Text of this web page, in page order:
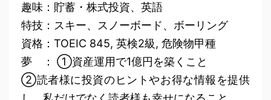
趣味：貯蓄・株式投資、英語
特技：スキー、スノーボード、ボーリング
資格：TOEIC 845, 英検2級, 危険物甲種
夢 ： ①資産運用で1億円を築くこと
②読者様に投資のヒントやお得な情報を提供